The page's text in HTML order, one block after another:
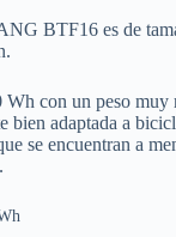
BTF16 es de
con un peso muy
bien adaptada a
se encuentran a